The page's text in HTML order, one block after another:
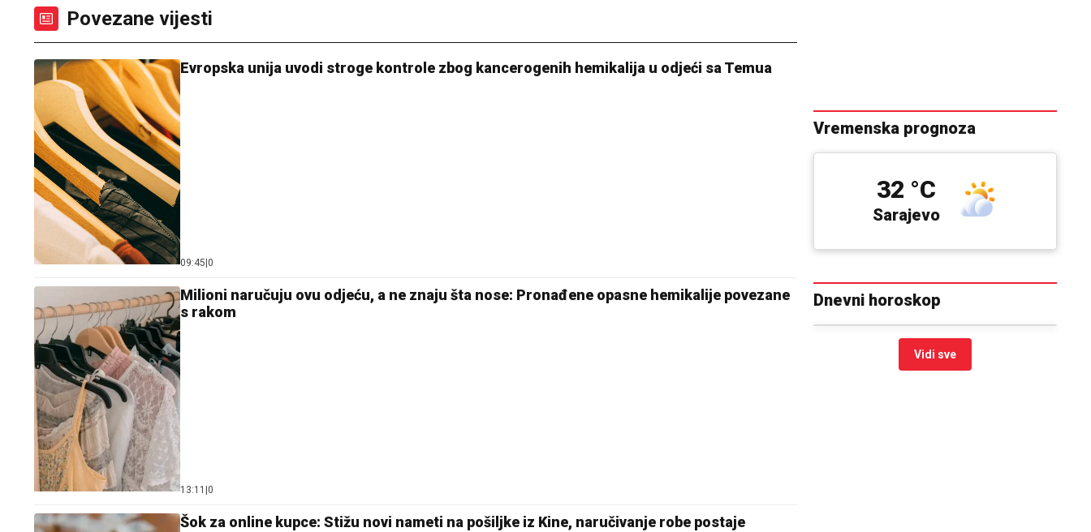
Povezane vijesti
Evropska unija uvodi stroge kontrole zbog kancerogenih hemikalija u odjeći sa Temua
09:45 0
Milioni naručuju ovu odjeću, a ne znaju šta nose: Pronađene opasne hemikalije povezane
s rakom
13:11 0
Šok za online kupce: Stižu novi nameti na pošiljke iz Kine, naručivanje robe postaje
Vremenska prognoza
Sarajevo
32 °C
Dnevni horoskop
Vidi sve